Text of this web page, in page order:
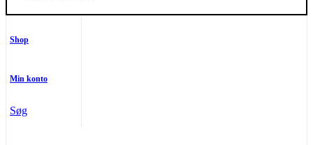
Shop
Min konto
Søg